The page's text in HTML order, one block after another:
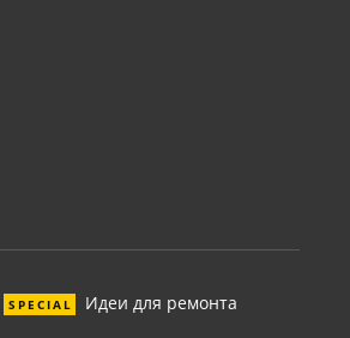
SPECIAL Идеи для ремонта